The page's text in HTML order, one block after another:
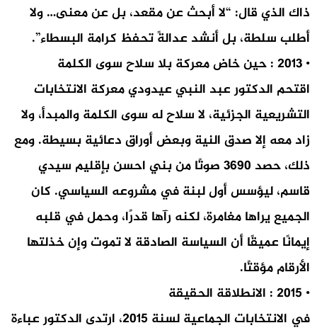
ذاك الذي قال: “لا أبحث عن مقعد، بل عن معنى… ولا
أطلب سلطة، بل أنشد عدالةً تحفظ كرامة البسطاء”.
• 2013 : حين خاض معركة بلا سلاح سوى الكلمة
اقتحم الدكتور عبد النبي عيدودي معركة الانتخابات
التشريعية الجزئية، لا سلاح له سوى الكلمة والمبدأ، ولا
زاد معه إلا صدق النية وبعض أوراق دعائية بسيطة. ومع
ذلك، حصد 3690 صوتًا من بني احسن بإقليم سيدي
قاسم، ليؤسس أول لبنة في مشروعه السياسي. كان
الجميع يراها مغامرة، لكنه رآها قدرًا، وحمل في قلبه
إيمانًا عميقًا أن السياسة الصادقة لا تموت وإن خذلتها
الأرقام مؤقتًا.
• 2015 : الانطلاقة الحقيقة
في الانتخابات الجماعية لسنة 2015، ارتدى الدكتور عباءة